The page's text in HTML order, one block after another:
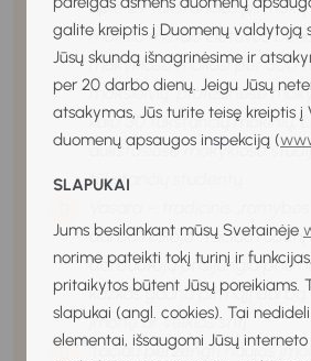
galite kreiptis į Duomenų valdytoją
Jūsų skundą išnagrinėsime ir
per 20 darbo dienų. Jeigu Jūsų
atsakymas, Jūs turite teisę kreiptis į
duomenų apsaugos inspekciją (
SLAPUKAI
Jums besilankant mūsų Svetainėje
norime pateikti tokį turinį ir
pritaikytos būtent Jūsų poreikiams.
slapukai (angl. cookies). Tai
elementai, išsaugomi Jūsų
apie 29 tūkstančius
mokslo metais Lietuvos
mokyklose mokosi per 300
moksleivių, profesinėse
kaip 30 tūkstančių mokinių,
aukštosiose mokyklose
tūkstančių studentų.
darbo rinkoje. Tačiau
darbuotojų prisijungia prie
kažkas gauna pirmąjį darbą,
įmonę ar veiklos sritį.
Tačiau peržengti naujos